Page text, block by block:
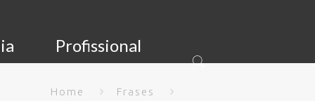
Profissional
Home
Frases